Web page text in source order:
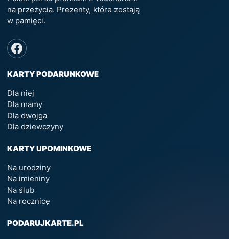
na przeżycia. Prezenty, które zostają
w pamięci.
KARTY PODARUNKOWE
Dla niej
Dla mamy
Dla dwojga
Dla dziewczyny
KARTY UPOMINKOWE
Na urodziny
Na imieniny
Na ślub
Na rocznicę
PODARUJKARTE.PL